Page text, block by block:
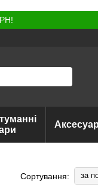
Сортування: за